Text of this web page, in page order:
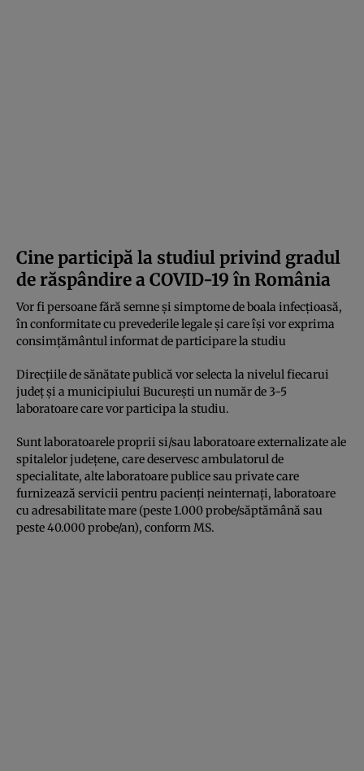
Cine participă la studiul privind gradul
de răspândire a COVID-19 în România
Vor fi persoane fără semne și simptome de boala infecțioasă,
în conformitate cu prevederile legale și care își vor exprima
consimțământul informat de participare la studiu
Direcțiile de sănătate publică vor selecta la nivelul fiecarui
județ și a municipiului București un număr de 3-5
laboratoare care vor participa la studiu.
Sunt laboratoarele proprii si/sau laboratoare externalizate ale
spitalelor județene, care deservesc ambulatorul de
specialitate, alte laboratoare publice sau private care
furnizează servicii pentru pacienți neinternați, laboratoare
cu adresabilitate mare (peste 1.000 probe/săptămână sau
peste 40.000 probe/an), conform MS.